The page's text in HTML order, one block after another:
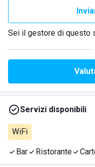
Sei il gestore di questo
Servizi disponibili
WiFi
Bar Ristorante